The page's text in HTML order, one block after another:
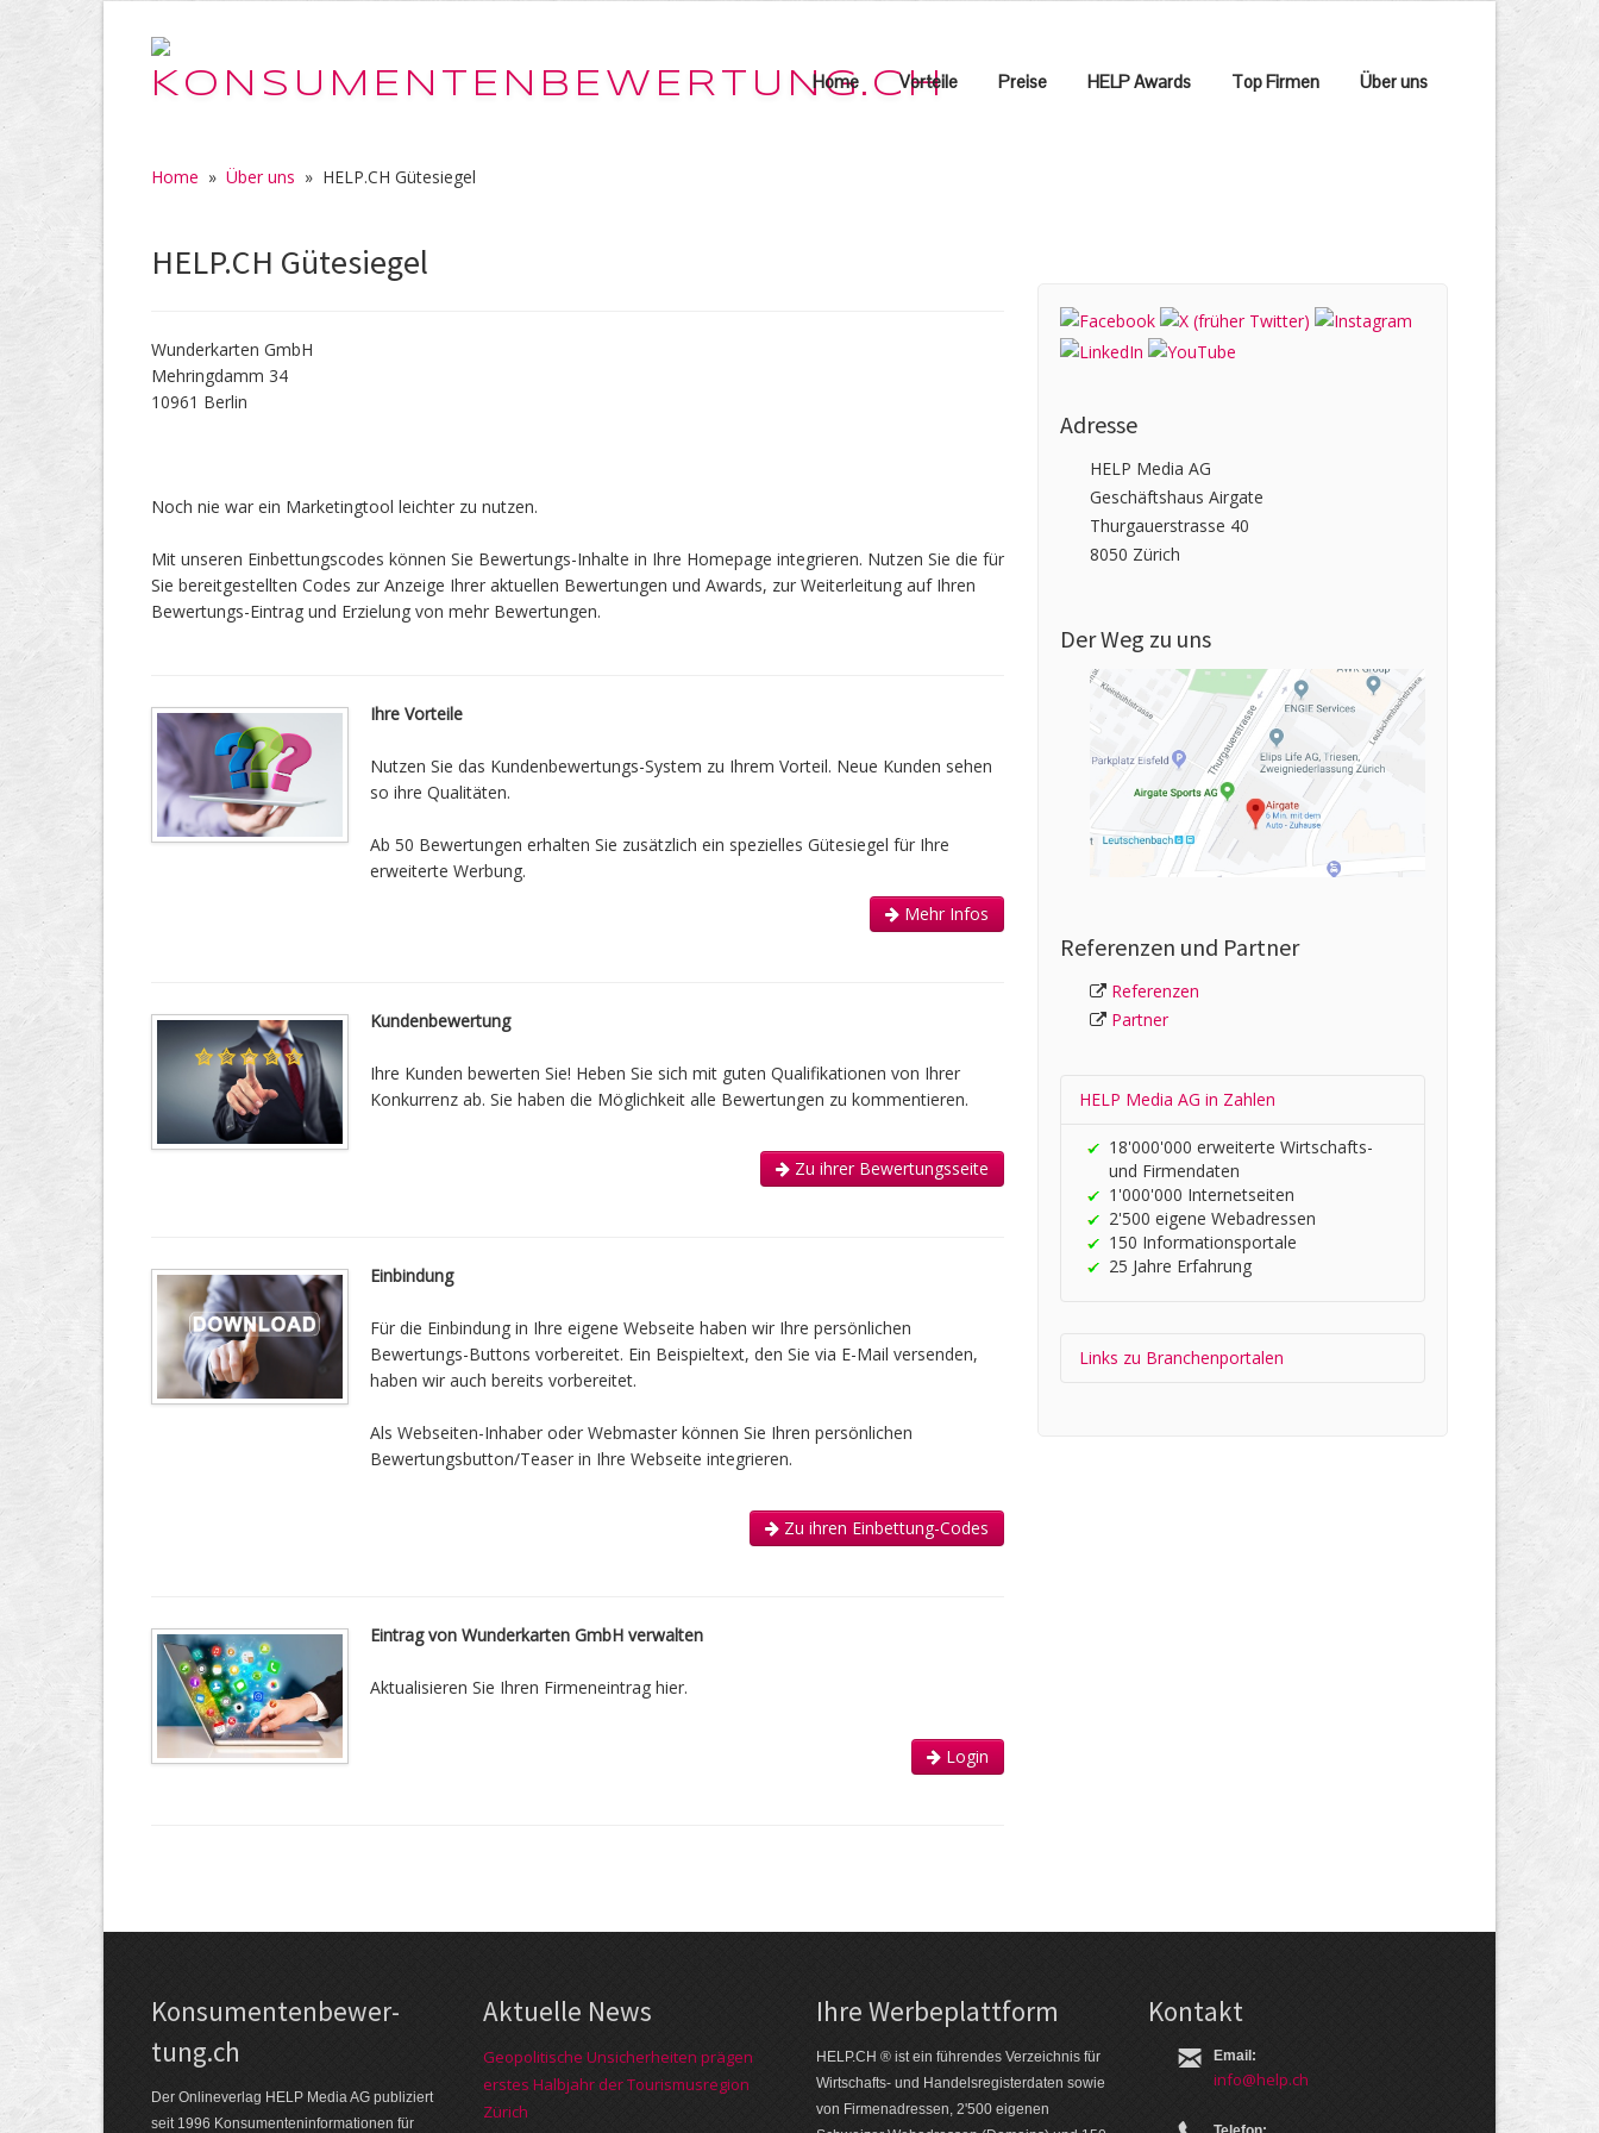
Home Vorteile Preise HELP Awards Top Firmen Über uns
Home » Über uns » HELP.CH Gütesiegel
HELP.CH Gütesiegel
Wunderkarten GmbH
Mehringdamm 34
10961 Berlin
Noch nie war ein Marketingtool leichter zu nutzen.
Mit unseren Einbettungscodes können Sie Bewertungs-Inhalte in Ihre Homepage integrieren. Nutzen Sie die für
Sie bereitgestellten Codes zur Anzeige Ihrer aktuellen Bewertungen und Awards, zur Weiterleitung auf Ihren
Bewertungs-Eintrag und Erzielung von mehr Bewertungen.
Ihre Vorteile
Nutzen Sie das Kundenbewertungs-System zu Ihrem Vorteil. Neue Kunden sehen
so ihre Qualitäten.
Ab 50 Bewertungen erhalten Sie zusätzlich ein spezielles Gütesiegel für Ihre
erweiterte Werbung.
Mehr Infos
Kundenbewertung
Ihre Kunden bewerten Sie! Heben Sie sich mit guten Qualifikationen von Ihrer
Konkurrenz ab. Sie haben die Möglichkeit alle Bewertungen zu kommentieren.
Zu ihrer Bewertungsseite
Einbindung
Für die Einbindung in Ihre eigene Webseite haben wir Ihre persönlichen
Bewertungs-Buttons vorbereitet. Ein Beispieltext, den Sie via E-Mail versenden,
haben wir auch bereits vorbereitet.
Als Webseiten-Inhaber oder Webmaster können Sie Ihren persönlichen
Bewertungsbutton/Teaser in Ihre Webseite integrieren.
Zu ihren Einbettung-Codes
Eintrag von Wunderkarten GmbH verwalten
Aktualisieren Sie Ihren Firmeneintrag hier.
Login
Adresse
HELP Media AG
Geschäftshaus Airgate
Thurgauerstrasse 40
8050 Zürich
Der Weg zu uns
Referenzen und Partner
Referenzen
Partner
HELP Media AG in Zahlen
18'000'000 er­wei­terte Wirt­schafts-
und Firmen­daten
1'000'000 Internet­seiten
2'500 eigene Web­adres­sen
150 In­for­ma­tions­portale
25 Jahre Er­fah­rung
Links zu Branchen­portalen
Kon­su­menten­be­wer­
tung.ch
Der Online­verlag HELP Media AG publi­ziert
seit 1996 Kon­su­menten­infor­mationen für
Aktuelle News
Geopolitische Unsicherheiten prägen
erstes Halbjahr der Tourismusregion
Zürich
Ihre Werbe­platt­form
HELP.CH ® ist ein führendes Ver­zeich­nis für
Wirt­schafts- und Handels­register­daten so­wie
von Firmen­adressen, 2'500 eige­nen
Kontakt
Email:
info@help.ch